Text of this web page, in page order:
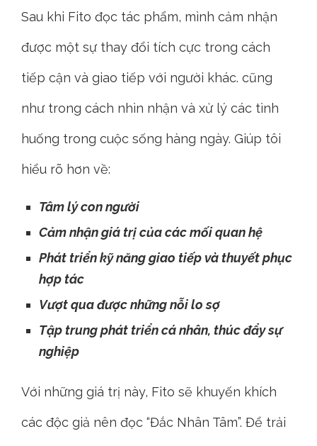
cuốn sách này sử dụng ngôn từ trực tiếp, rõ
ràng và thân thiện. Giúp độc giả dễ dàng tiếp
cận và hiểu rõ các khái niệm và ý tưởng.
Sau khi Fito đọc tác phẩm, mình cảm nhận
được một sự thay đổi tích cực trong cách
như trong cách nhìn nhận và xử lý các tình
huống trong cuộc sống hàng ngày. Giúp tôi
hiểu rõ hơn về:
Tâm lý con người
Cảm nhận giá trị của các mối quan hệ
Phát triển kỹ năng giao tiếp và thuyết phục
Tập trung phát triển cá nhân, thúc đẩy sự